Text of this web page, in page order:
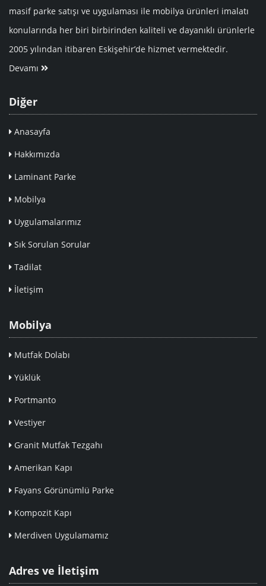
masif parke satışı ve uygulaması ile mobilya ürünleri imalatı
konularında her biri birbirinden kaliteli ve dayanıklı ürünlerle
2005 yılından itibaren Eskişehir’de hizmet vermektedir.
Devamı
Diğer
Anasayfa
Hakkımızda
Laminant Parke
Mobilya
Uygulamalarımız
Sık Sorulan Sorular
Tadilat
İletişim
Mobilya
Mutfak Dolabı
Yüklük
Portmanto
Vestiyer
Granit Mutfak Tezgahı
Amerikan Kapı
Fayans Görünümlü Parke
Kompozit Kapı
Merdiven Uygulamamız
Adres ve İletişim